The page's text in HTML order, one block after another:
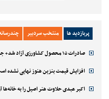
پربازدید ها منتخب سردبیر
صادرات ۱۵ محصول کشاورزی آزاد شد+ جدول
افزایش قیمت بنزین هنوز نهایی نشده
اکبر عبدی حلاوت هنر اصیل را به خانه‌ها